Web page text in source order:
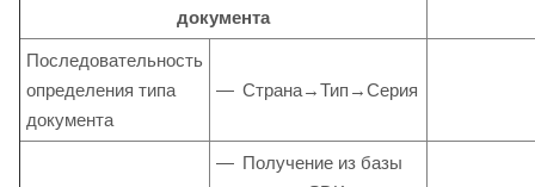
документа
Последовательность
определения типа
документа
Страна→Тип→Серия
Получение из базы